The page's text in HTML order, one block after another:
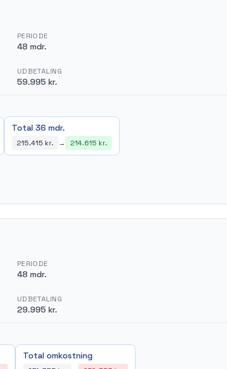
PERIODE
48 mdr.
UDBETALING
59.995 kr.
Total 36 mdr.
215.415 kr. → 214.615 kr.
PERIODE
48 mdr.
UDBETALING
29.995 kr.
Total omkostning